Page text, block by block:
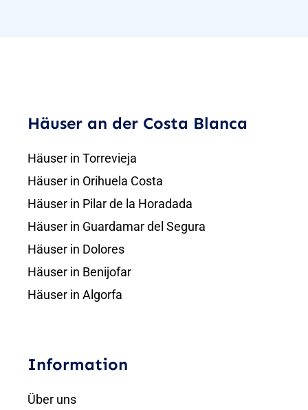
Häuser an der Costa Blanca
Häuser in Torrevieja
Häuser in Orihuela Costa
Häuser in Pilar de la Horadada
Häuser in Guardamar del Segura
Häuser in Dolores
Häuser in Benijofar
Häuser in Algorfa
Information
Über uns